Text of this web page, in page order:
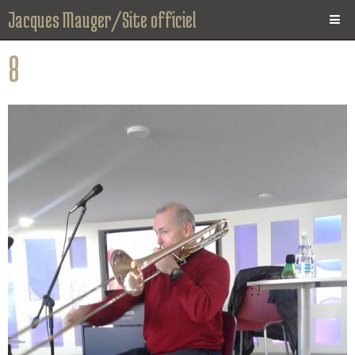
Jacques Mauger/Site officiel
Page d'accueil
News
Biographie
CD
Instrument
Espace Presse
Contact
8